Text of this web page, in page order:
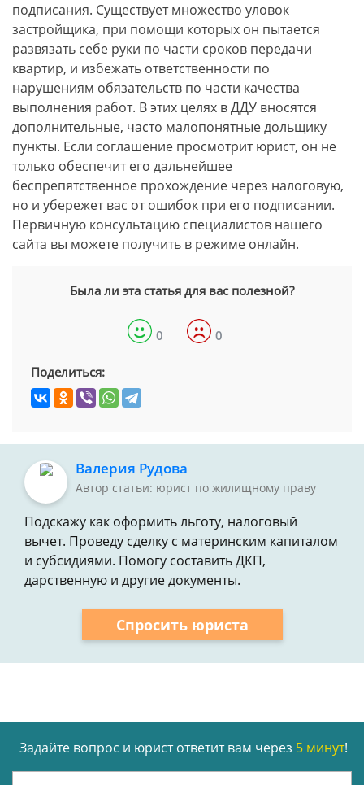
подписания. Существует множество уловок
застройщика, при помощи которых он пытается
развязать себе руки по части сроков передачи
квартир, и избежать ответственности по
нарушениям обязательств по части качества
выполнения работ. В этих целях в ДДУ вносятся
дополнительные, часто малопонятные дольщику
пункты. Если соглашение просмотрит юрист, он не
только обеспечит его дальнейшее
беспрепятственное прохождение через налоговую,
но и убережет вас от ошибок при его подписании.
Первичную консультацию специалистов нашего
сайта вы можете получить в режиме онлайн.
Была ли эта статья для вас полезной?
0 0
Поделиться:
Валерия Рудова
Автор статьи: юрист по жилищному праву
Подскажу как оформить льготу, налоговый
вычет. Проведу сделку с материнским капиталом
и субсидиями. Помогу составить ДКП,
дарственную и другие документы.
Спросить юриста
Задайте вопрос и юрист ответит вам через 5 минут!